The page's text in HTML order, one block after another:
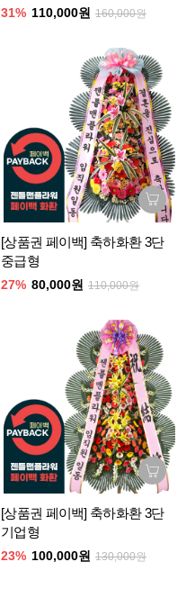
31% 110,000원 160,000원
[상품권 페이백] 축하화환 3단
중급형
27% 80,000원 110,000원
[상품권 페이백] 축하화환 3단
기업형
23% 100,000원 130,000원